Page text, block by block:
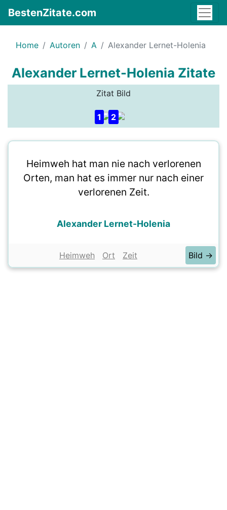
BestenZitate.com
Home Autoren A Alexander Lernet-Holenia
Alexander Lernet-Holenia Zitate
Zitat Bild
1 2
Heimweh hat man nie nach verlorenen
Orten, man hat es immer nur nach einer
verlorenen Zeit.
Alexander Lernet-Holenia
Heimweh Ort Zeit Bild →